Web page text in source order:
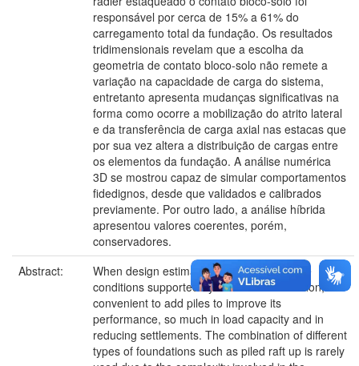
responsável por cerca de 15% a 61% do
carregamento total da fundação. Os resultados
tridimensionais revelam que a escolha da
geometria de contato bloco-solo não remete a
variação na capacidade de carga do sistema,
entretanto apresenta mudanças significativas na
forma como ocorre a mobilização do atrito lateral
e da transferência de carga axial nas estacas que
por sua vez altera a distribuição de cargas entre
os elementos da fundação. A análise numérica
3D se mostrou capaz de simular comportamentos
fidedignos, desde que validados e calibrados
previamente. Por outro lado, a análise híbrida
apresentou valores coerentes, porém,
conservadores.
Abstract:
When design estimates are bigger than the
conditions supported by a shallow foundation, it is
convenient to add piles to improve its
performance, so much in load capacity and in
reducing settlements. The combination of different
types of foundations such as piled raft up is rarely